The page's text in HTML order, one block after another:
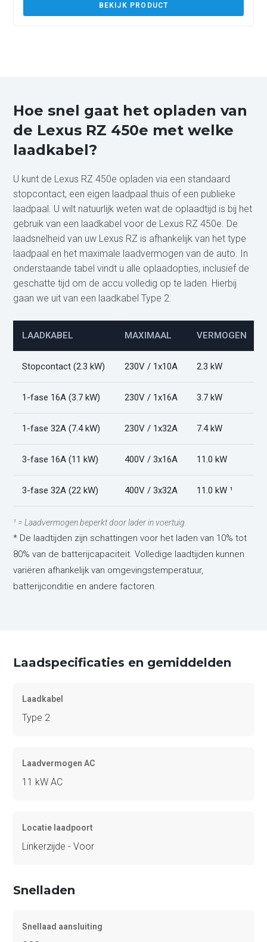
BEKIJK PRODUCT
Hoe snel gaat het opladen van
de Lexus RZ 450e met welke
laadkabel?
U kunt de Lexus RZ 450e opladen via een standaard
stopcontact, een eigen laadpaal thuis of een publieke
laadpaal. U wilt natuurlijk weten wat de oplaadtijd is bij het
gebruik van een laadkabel voor de Lexus RZ 450e. De
laadsnelheid van uw Lexus RZ is afhankelijk van het type
laadpaal en het maximale laadvermogen van de auto. In
onderstaande tabel vindt u alle oplaadopties, inclusief de
geschatte tijd om de accu volledig op te laden. Hierbij
gaan we uit van een laadkabel Type 2.
LAADKABEL MAXIMAAL VERMOGEN
Stopcontact (2.3 kW) 230V / 1x10A 2.3 kW
1-fase 16A (3.7 kW) 230V / 1x16A 3.7 kW
1-fase 32A (7.4 kW) 230V / 1x32A 7.4 kW
3-fase 16A (11 kW) 400V / 3x16A 11.0 kW
3-fase 32A (22 kW) 400V / 3x32A 11.0 kW ¹
¹ = Laadvermogen beperkt door lader in voertuig.
* De laadtijden zijn schattingen voor het laden van 10% tot
80% van de batterijcapaciteit. Volledige laadtijden kunnen
variëren afhankelijk van omgevingstemperatuur,
batterijconditie en andere factoren.
Laadspecificaties en gemiddelden
Laadkabel
Type 2
Laadvermogen AC
11 kW AC
Locatie laadpoort
Linkerzijde - Voor
Snelladen
Snellaad aansluiting